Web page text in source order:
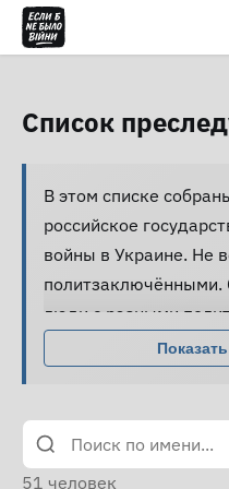
Список
В этом списке
российское
войны в Украине. Не
политзаключёнными.
люди с разными
совершившие разные
жестокому
к признанию вины и
юридической
51 человек